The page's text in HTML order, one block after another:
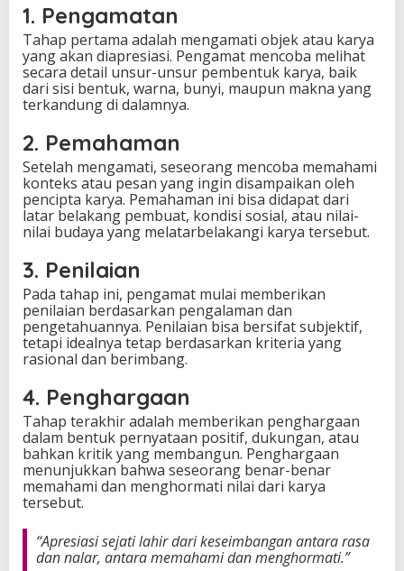
1. Pengamatan
Tahap pertama adalah mengamati objek atau karya
yang akan diapresiasi. Pengamat mencoba melihat
secara detail unsur-unsur pembentuk karya, baik
dari sisi bentuk, warna, bunyi, maupun makna yang
terkandung di dalamnya.
2. Pemahaman
Setelah mengamati, seseorang mencoba memahami
konteks atau pesan yang ingin disampaikan oleh
pencipta karya. Pemahaman ini bisa didapat dari
latar belakang pembuat, kondisi sosial, atau nilai-
nilai budaya yang melatarbelakangi karya tersebut.
3. Penilaian
Pada tahap ini, pengamat mulai memberikan
penilaian berdasarkan pengalaman dan
pengetahuannya. Penilaian bisa bersifat subjektif,
tetapi idealnya tetap berdasarkan kriteria yang
rasional dan berimbang.
4. Penghargaan
Tahap terakhir adalah memberikan penghargaan
dalam bentuk pernyataan positif, dukungan, atau
bahkan kritik yang membangun. Penghargaan
menunjukkan bahwa seseorang benar-benar
memahami dan menghormati nilai dari karya
tersebut.
“Apresiasi sejati lahir dari keseimbangan antara rasa
dan nalar, antara memahami dan menghormati.”